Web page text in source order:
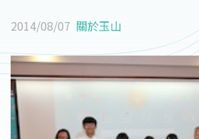
2014/08/07 關於玉山